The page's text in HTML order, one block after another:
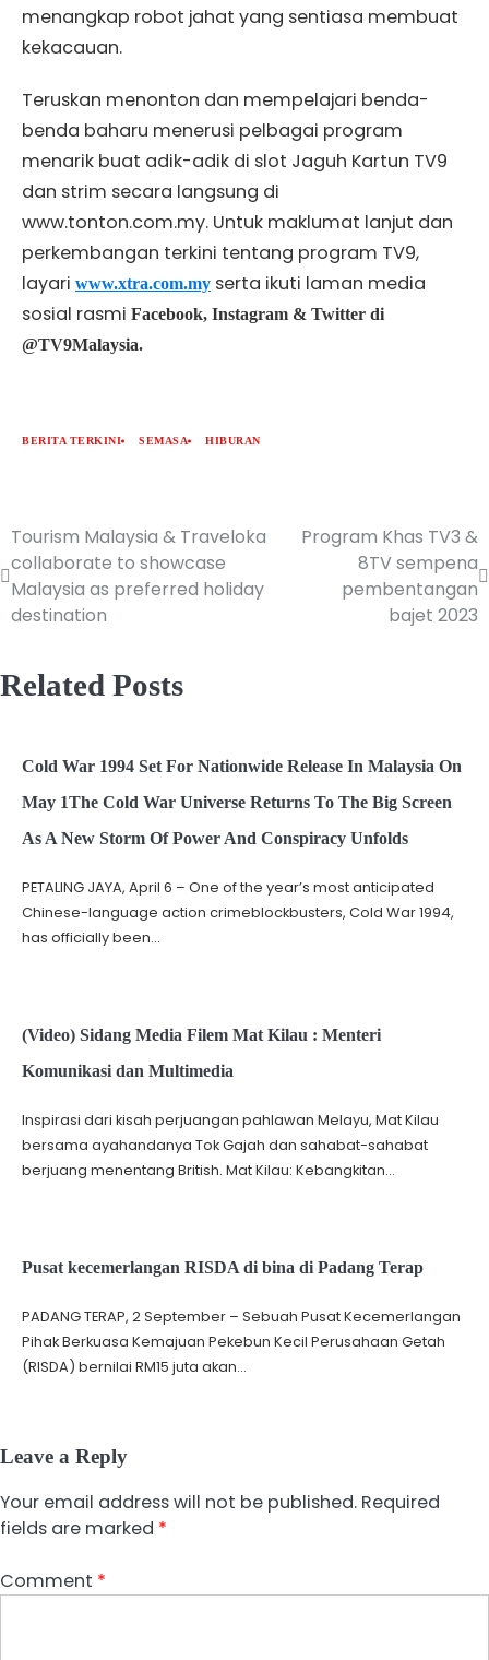
menangkap robot jahat yang sentiasa membuat
kekacauan.
Teruskan menonton dan mempelajari benda-
benda baharu menerusi pelbagai program
menarik buat adik-adik di slot Jaguh Kartun TV9
dan strim secara langsung di
www.tonton.com.my. Untuk maklumat lanjut dan
perkembangan terkini tentang program TV9,
layari www.xtra.com.my serta ikuti laman media
sosial rasmi Facebook, Instagram & Twitter di
@TV9Malaysia.
BERITA TERKINI SEMASA HIBURAN
Tourism Malaysia & Traveloka
collaborate to showcase
Malaysia as preferred holiday
destination
Program Khas TV3 &
8TV sempena
pembentangan
bajet 2023
Related Posts
Cold War 1994 Set For Nationwide Release In Malaysia On
May 1The Cold War Universe Returns To The Big Screen
As A New Storm Of Power And Conspiracy Unfolds
PETALING JAYA, April 6 – One of the year’s most anticipated
Chinese-language action crimeblockbusters, Cold War 1994,
has officially been…
(Video) Sidang Media Filem Mat Kilau : Menteri
Komunikasi dan Multimedia
Inspirasi dari kisah perjuangan pahlawan Melayu, Mat Kilau
bersama ayahandanya Tok Gajah dan sahabat-sahabat
berjuang menentang British. Mat Kilau: Kebangkitan…
Pusat kecemerlangan RISDA di bina di Padang Terap
PADANG TERAP, 2 September – Sebuah Pusat Kecemerlangan
Pihak Berkuasa Kemajuan Pekebun Kecil Perusahaan Getah
(RISDA) bernilai RM15 juta akan…
Leave a Reply
Your email address will not be published. Required
fields are marked *
Comment *